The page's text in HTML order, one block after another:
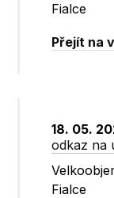
Fialce
Přejít na
18. 05.
odkaz na
Fialce